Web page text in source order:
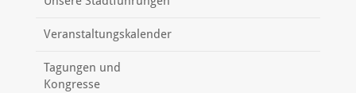
Veranstaltungskalender
Tagungen und
Kongresse